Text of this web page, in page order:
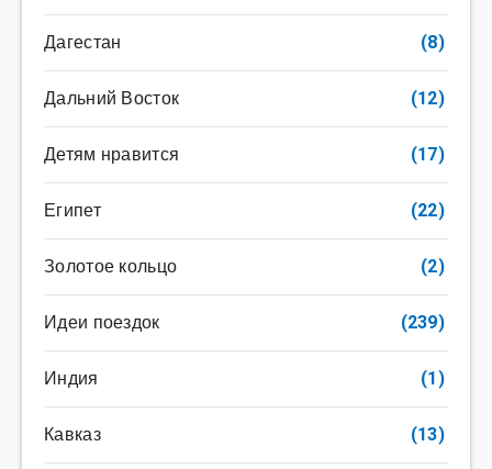
Дагестан (8)
Дальний Восток (12)
Детям нравится (17)
Египет (22)
Золотое кольцо (2)
Идеи поездок (239)
Индия (1)
Кавказ (13)